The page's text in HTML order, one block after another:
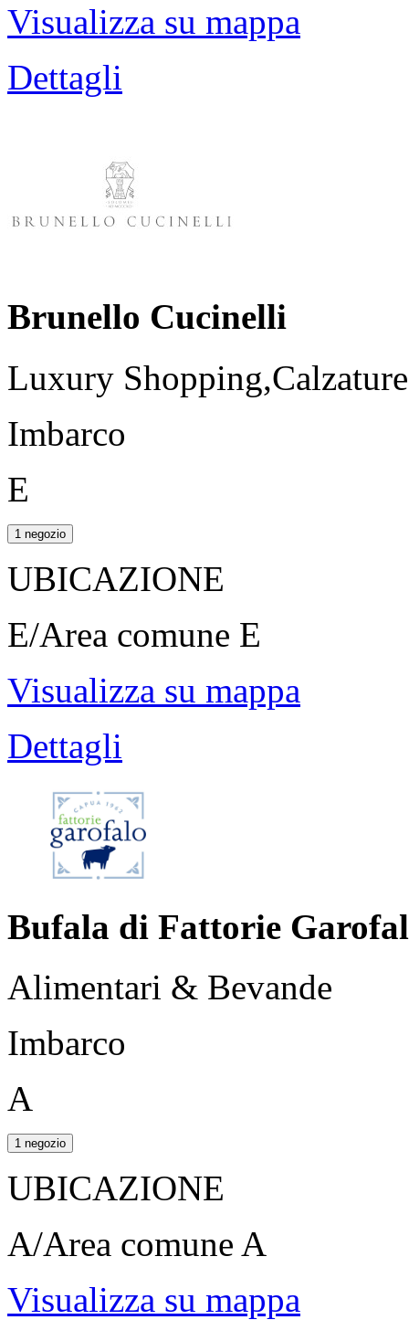
Visualizza su mappa
Dettagli
Brunello Cucinelli
Luxury
Imbarco
E
1 negozio
UBICAZIONE
E/Area comune E
Visualizza su mappa
Dettagli
Bufala di Fattorie
Alimentari & Bevande
Imbarco
A
1 negozio
UBICAZIONE
A/Area comune A
Visualizza su mappa